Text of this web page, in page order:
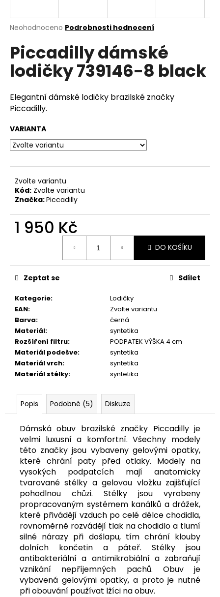
Průměrné
produktu
je
0,0
hvězdiček.
Neohodnoceno Podrobnosti hodnocení
Piccadilly dámské
lodičky 739146-8 black
Elegantní dámské lodičky brazilské značky
Piccadilly.
VARIANTA
Zvolte variantu
Kód: Zvolte variantu
Značka:Piccadilly
1 950 Kč
DO KOŠÍKU
Kategorie:
Lodičky
EAN:
Zvolte variantu
Barva:
černá
Materiál:
syntetika
Rozšíření filtru:
PODPATEK VÝŠKA 4 cm
Materiál podešve:
syntetika
Materiál vrch:
syntetika
Materiál stélky: syntetika
Zeptat se Sdílet
Popis Podobné (5) Diskuze
Dámská obuv brazilské značky Piccadilly je
velmi luxusní a komfortní. Všechny modely
této značky jsou vybaveny gelovými opatky,
které chrání paty před otlaky. Modely na
vysokých podpatcích mají anatomicky
tvarované stélky a gelovou vložku zajišťující
pohodlnou chůzi. Stélky jsou vyrobeny
propracovaným systémem kanálků a drážek,
které přivádějí vzduch po celé délce chodidla,
rovnoměrně rozvádějí tlak na chodidlo a tlumí
silné nárazy při došlapu, tím chrání klouby
dolních končetin a páteř. Stélky jsou
antibakteriální a antimikrobiální a zabraňují
vznikání nepříjemných pachů. Obuv je
vybavená gelovými opatky, a proto je nutné
při obouvání používat lžíci na obuv.
j
t
?
o
p
o
u
č
m
e
PICCADILLY
DÁMSKÉ
BALERÍNY
109018-
ČERNÉ
605
Kč